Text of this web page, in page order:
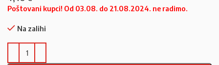
Poštovani kupci! Od 03.08. do 21.08.2024. ne radimo.
Na zalihi